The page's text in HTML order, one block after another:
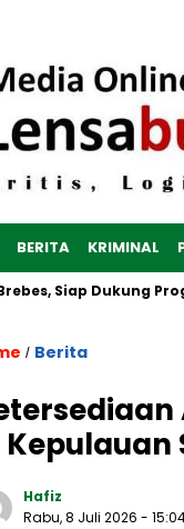
BERITA KRIMINAL
Siap Dukung
/ Berita
Kepulauan
Hafiz
Rabu, 8 Juli 2026 -